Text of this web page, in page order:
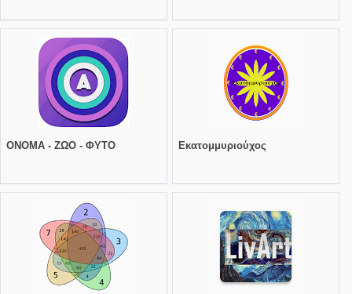
ΟΝΟΜΑ - ΖΩΟ - ΦΥΤΟ Εκατομμυριούχος